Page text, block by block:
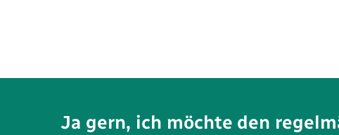
Ja gern, ich möchte den